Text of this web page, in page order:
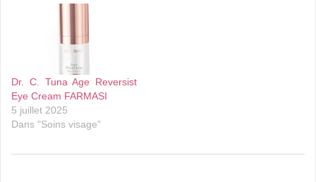
Dr. C. Tuna Age Reversist
Eye Cream FARMASI
5 juillet 2025
Dans "Soins visage"